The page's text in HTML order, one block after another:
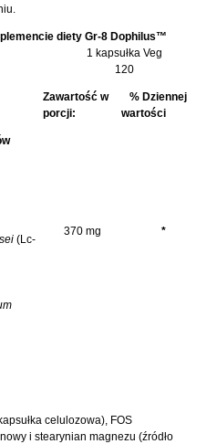
diety Gr-8 Dophilus™
1 kapsułka Veg
120
Zawartość w
porcji:
% Dziennej
wartości
(Lc-
370 mg *
celulozowa), FOS
i stearynian magnezu (źródło